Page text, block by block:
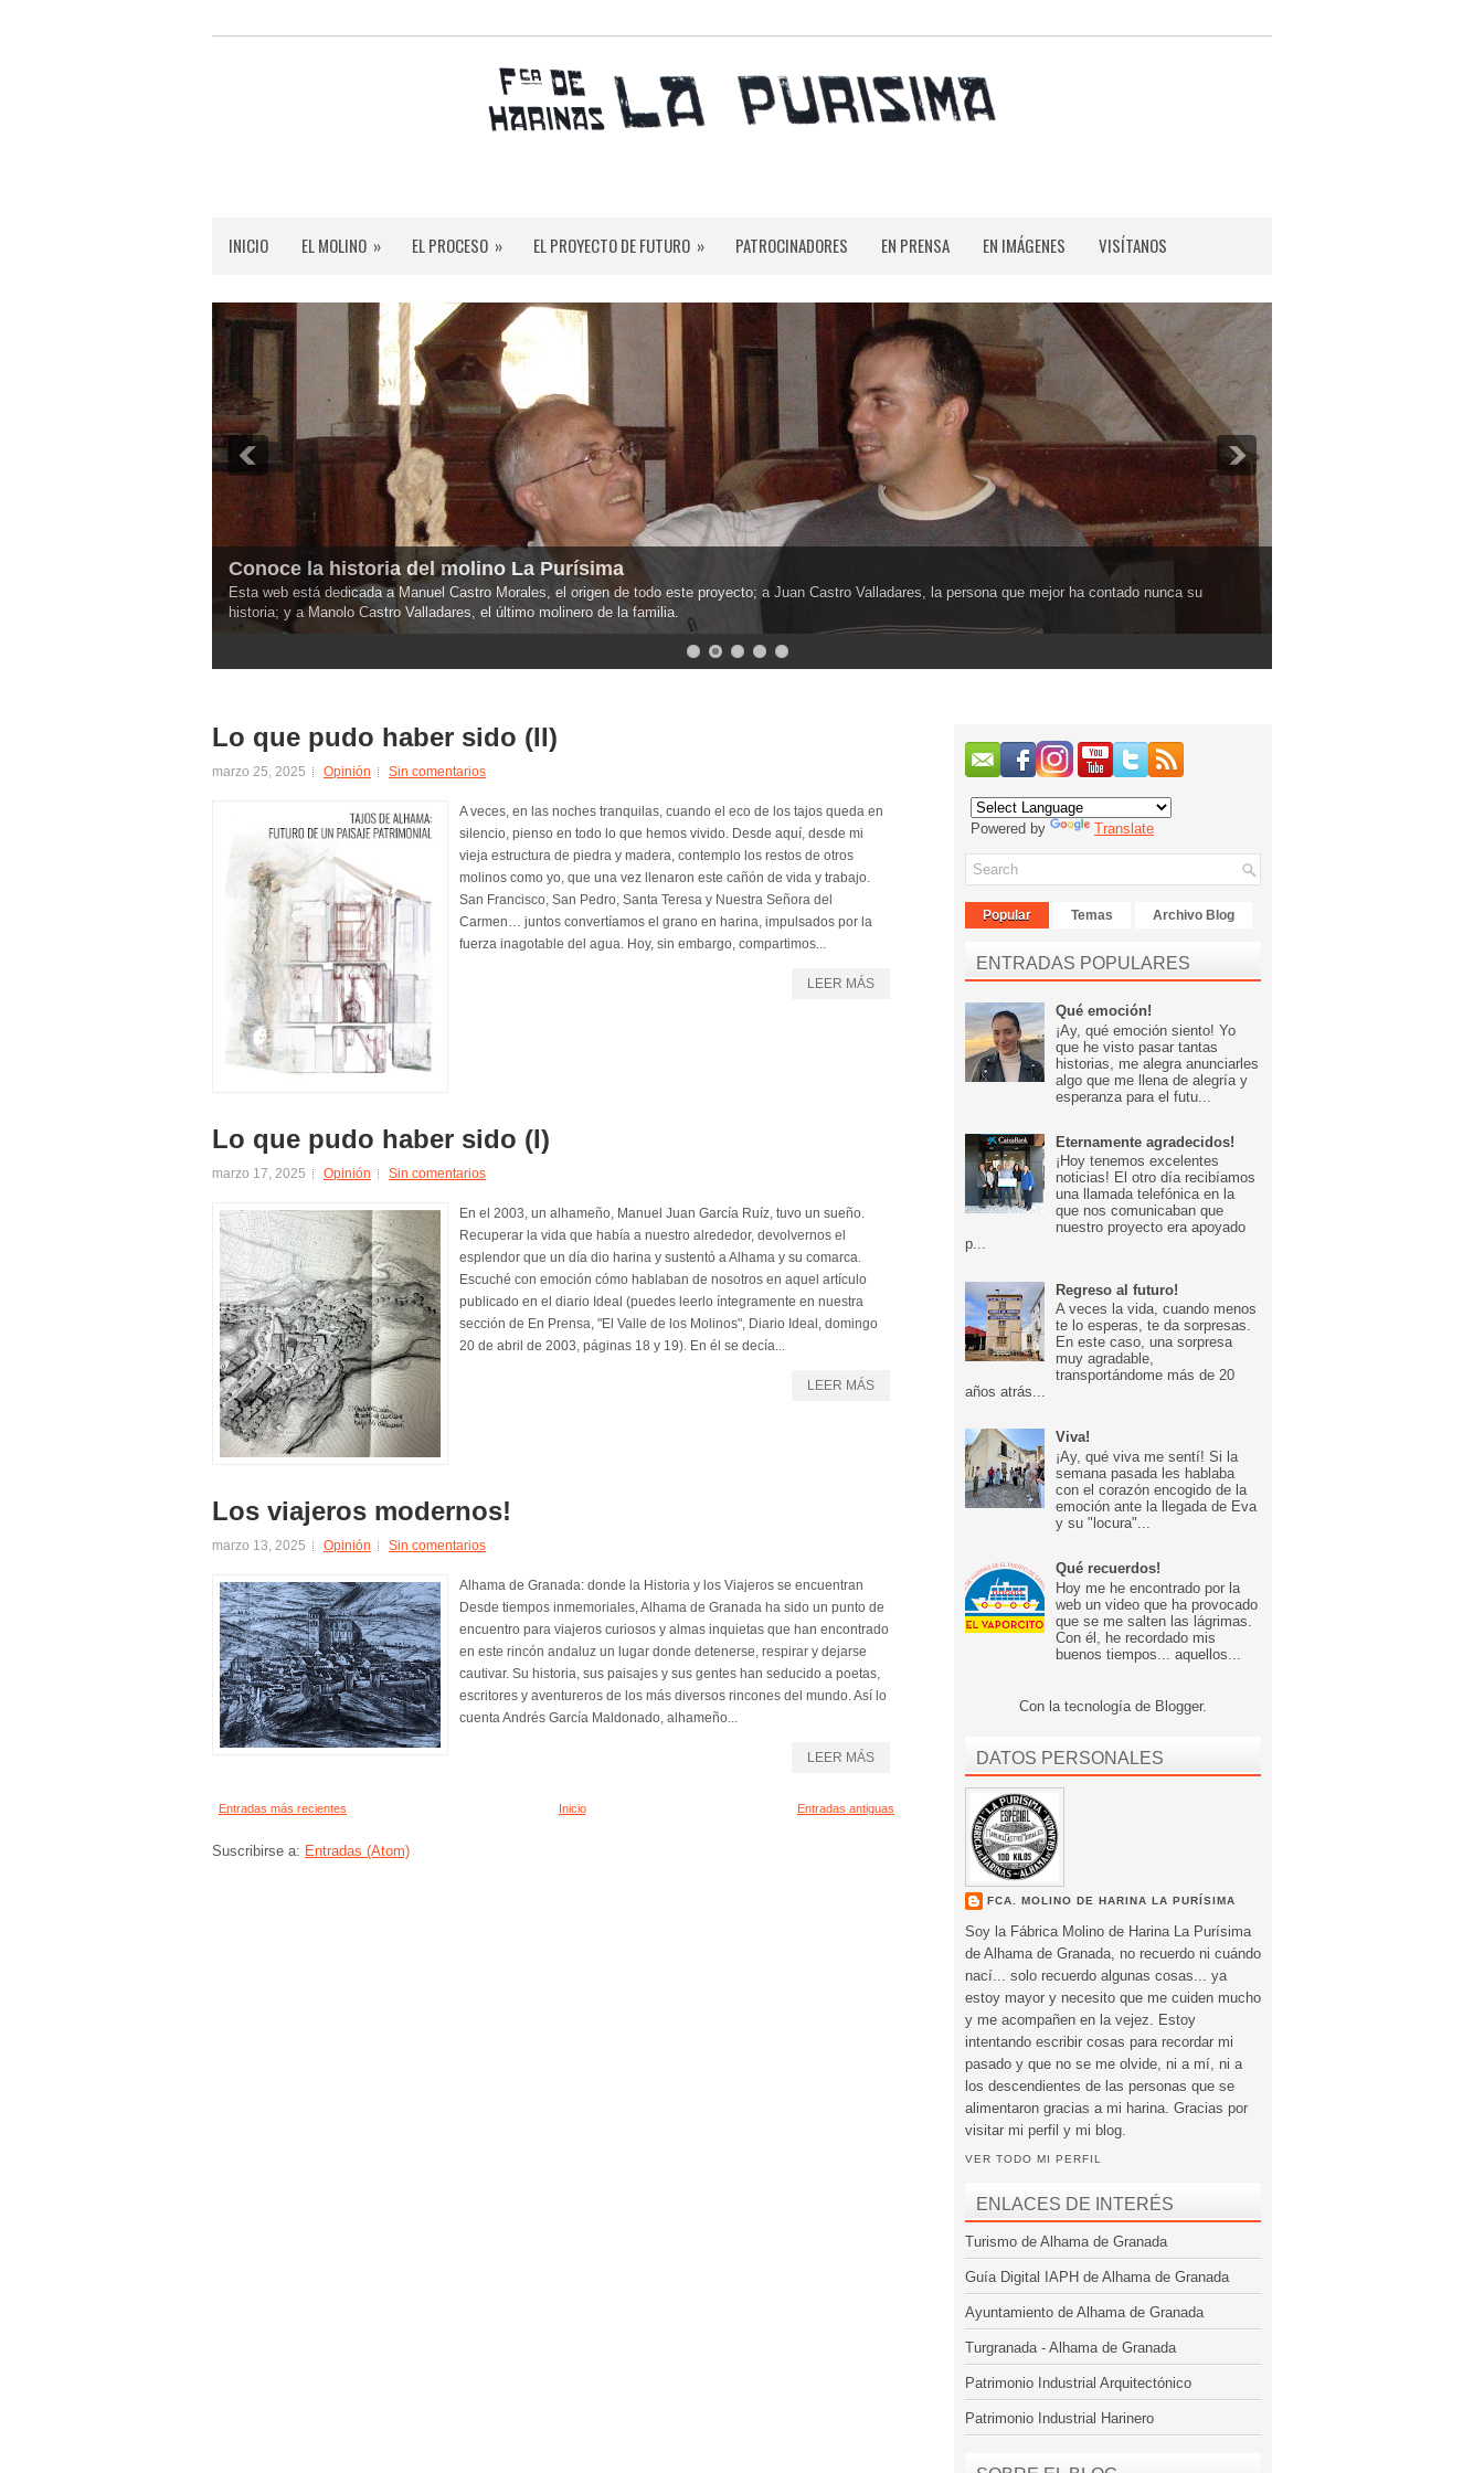
INICIO EL MOLINO » EL PROCESO » EL PROYECTO DE FUTURO » PATROCINADORES EN PRENSA EN IMÁGENES VISÍTANOS
Conoce la historia del molino La Purísima
Esta web está dedicada a Manuel Castro Morales, el origen de todo este proyecto; a Juan Castro Valladares, la persona que mejor ha contado nunca su
historia; y a Manolo Castro Valladares, el último molinero de la familia.
Lo que pudo haber sido (II)
marzo 25, 2025 Opinión Sin comentarios
A veces, en las noches tranquilas, cuando el eco de los tajos queda en
silencio, pienso en todo lo que hemos vivido. Desde aquí, desde mi
vieja estructura de piedra y madera, contemplo los restos de otros
molinos como yo, que una vez llenaron este cañón de vida y trabajo.
San Francisco, San Pedro, Santa Teresa y Nuestra Señora del
Carmen… juntos convertíamos el grano en harina, impulsados por la
fuerza inagotable del agua. Hoy, sin embargo, compartimos...
LEER MÁS
Lo que pudo haber sido (I)
marzo 17, 2025 Opinión Sin comentarios
En el 2003, un alhameño, Manuel Juan García Ruíz, tuvo un sueño.
Recuperar la vida que había a nuestro alrededor, devolvernos el
esplendor que un día dio harina y sustentó a Alhama y su comarca.
Escuché con emoción cómo hablaban de nosotros en aquel artículo
publicado en el diario Ideal (puedes leerlo íntegramente en nuestra
sección de En Prensa, "El Valle de los Molinos", Diario Ideal, domingo
20 de abril de 2003, páginas 18 y 19). En él se decía...
LEER MÁS
Los viajeros modernos!
marzo 13, 2025 Opinión Sin comentarios
Alhama de Granada: donde la Historia y los Viajeros se encuentran
Desde tiempos inmemoriales, Alhama de Granada ha sido un punto de
encuentro para viajeros curiosos y almas inquietas que han encontrado
en este rincón andaluz un lugar donde detenerse, respirar y dejarse
cautivar. Su historia, sus paisajes y sus gentes han seducido a poetas,
escritores y aventureros de los más diversos rincones del mundo. Así lo
cuenta Andrés García Maldonado, alhameño...
LEER MÁS
Entradas más recientes Entradas antiguas
Inicio
Suscribirse a: Entradas (Atom)
Powered by Translate
Popular Temas Archivo Blog
ENTRADAS POPULARES
Qué emoción!
¡Ay, qué emoción siento! Yo
que he visto pasar tantas
historias, me alegra anunciarles
algo que me llena de alegría y
esperanza para el futu...
Eternamente agradecidos!
¡Hoy tenemos excelentes
noticias! El otro día recibíamos
una llamada telefónica en la
que nos comunicaban que
nuestro proyecto era apoyado
p...
Regreso al futuro!
A veces la vida, cuando menos
te lo esperas, te da sorpresas.
En este caso, una sorpresa
muy agradable,
transportándome más de 20
años atrás...
Viva!
¡Ay, qué viva me sentí! Si la
semana pasada les hablaba
con el corazón encogido de la
emoción ante la llegada de Eva
y su "locura"...
Qué recuerdos!
Hoy me he encontrado por la
web un video que ha provocado
que se me salten las lágrimas.
Con él, he recordado mis
buenos tiempos... aquellos...
Con la tecnología de Blogger.
DATOS PERSONALES
FCA. MOLINO DE HARINA LA PURÍSIMA
Soy la Fábrica Molino de Harina La Purísima
de Alhama de Granada, no recuerdo ni cuándo
nací... solo recuerdo algunas cosas... ya
estoy mayor y necesito que me cuiden mucho
y me acompañen en la vejez. Estoy
intentando escribir cosas para recordar mi
pasado y que no se me olvide, ni a mí, ni a
los descendientes de las personas que se
alimentaron gracias a mi harina. Gracias por
visitar mi perfil y mi blog.
VER TODO MI PERFIL
ENLACES DE INTERÉS
Turismo de Alhama de Granada
Guía Digital IAPH de Alhama de Granada
Ayuntamiento de Alhama de Granada
Turgranada - Alhama de Granada
Patrimonio Industrial Arquitectónico
Patrimonio Industrial Harinero